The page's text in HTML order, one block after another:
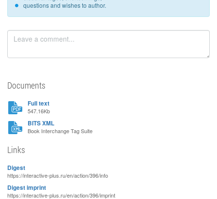
questions and wishes to author.
Documents
Full text
547.16Kb
BITS XML
Book Interchange Tag Suite
Links
Digest
https://interactive-plus.ru/en/action/396/info
Digest imprint
https://interactive-plus.ru/en/action/396/imprint